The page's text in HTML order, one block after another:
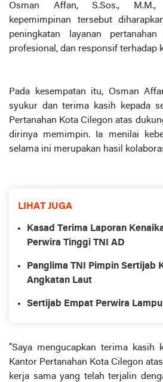
Osman Affan, S.Sos., M.M.,
kepemimpinan tersebut
peningkatan layanan
profesional, dan responsif terhadap
Pada kesempatan itu, Osman
syukur dan terima kasih kepada
Pertanahan Kota Cilegon atas
dirinya memimpin. Ia menilai
selama ini merupakan hasil
LIHAT JUGA
Kasad Terima Laporan
Perwira Tinggi TNI AD
Panglima TNI Pimpin Sertijab
Angkatan Laut
Sertijab Empat Perwira
“Saya mengucapkan terima kasih
Kantor Pertanahan Kota Cilegon
kerja sama yang telah terjalin